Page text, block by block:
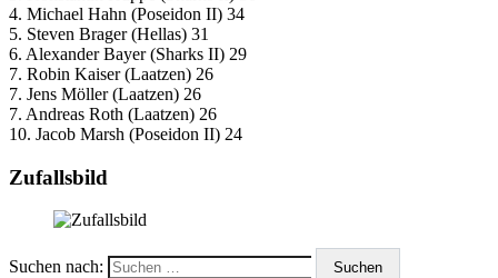
4. Michael Hahn (Poseidon II) 34
5. Steven Brager (Hellas) 31
6. Alexander Bayer (Sharks II) 29
7. Robin Kaiser (Laatzen) 26
7. Jens Möller (Laatzen) 26
7. Andreas Roth (Laatzen) 26
10. Jacob Marsh (Poseidon II) 24
Zufallsbild
Suchen nach: